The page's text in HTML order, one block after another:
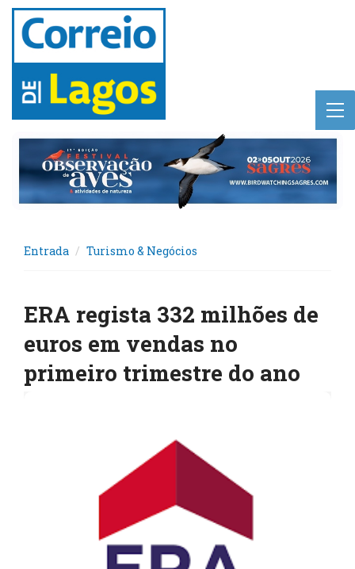
Entrada Turismo & Negócios
ERA regista 332 milhões de
euros em vendas no
primeiro trimestre do ano